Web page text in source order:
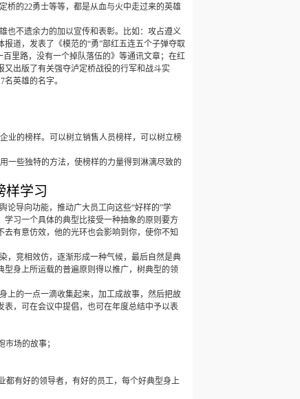
桥的22勇士等等，都是从血与火中走过来的英雄
也不遗余力的加以宣传和表彰。比如：攻占遵义
道，发表了《模范的“勇”部红五连五个子弹夺取
里路，没有一个掉队落伍的》等通讯文章；在红
又出版了有关强夺泸定桥战役的行军和战斗实
名英雄的名字。
业的榜样。可以树立销售人员榜样，可以树立榜
一些独特的方法，使榜样的力量得到淋漓尽致的
样学习
论导向功能，推动广大员工向这些“好样的”学
学习一个具体的典型比接受一种抽象的原则要方
有意仿效，他的光环也会影响到你，使你不知
，竞相效仿，逐渐形成一种气候，最后自然是典
身上所运载的普遍原则得以推广，树典型的领
上的一点一滴收集起来，加工成故事，然后把故
，可在会议中提倡，也可在年度总结中予以表
场的故事；
都有好的领导者，有好的员工，每个好典型身上